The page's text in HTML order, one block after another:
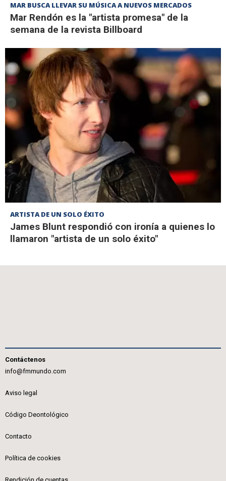
MAR BUSCA LLEVAR SU MÚSICA A NUEVOS MERCADOS
Mar Rendón es la "artista promesa" de la
semana de la revista Billboard
ARTISTA DE UN SOLO ÉXITO
James Blunt respondió con ironía a quienes lo
llamaron "artista de un solo éxito"
Contáctenos
info@fmmundo.com
Aviso legal
Código Deontológico
Contacto
Política de cookies